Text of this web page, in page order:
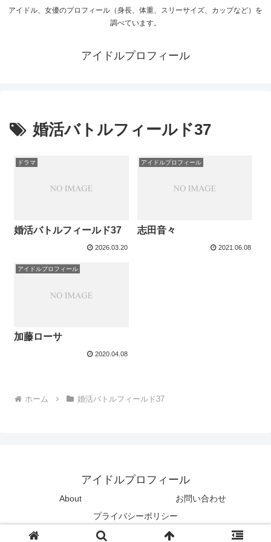
アイドル、女優のプロフィール（身長、体重、スリーサイズ、カップなど）を
調べています。
アイドルプロフィール
婚活バトルフィールド37
ドラマ
婚活バトルフィールド37
2026.03.20
アイドルプロフィール
志田音々
2021.06.08
アイドルプロフィール
加藤ローサ
2020.04.08
ホーム 婚活バトルフィールド37
アイドルプロフィール
About
お問い合わせ
プライバシーポリシー
Copyright © 2019-2026 アイドルプロフィール All Rights Reserved.